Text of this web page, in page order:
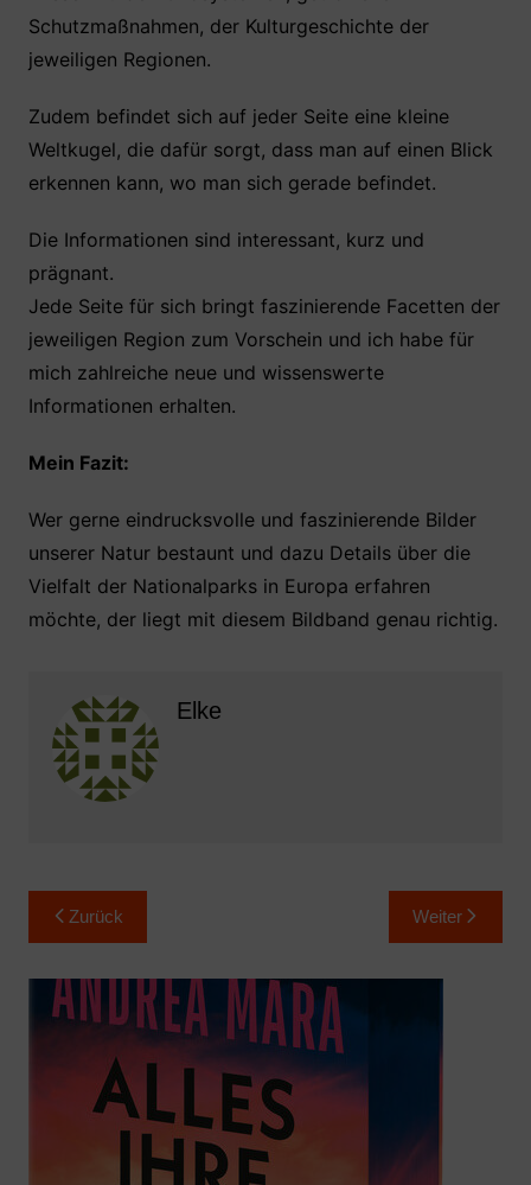
Schutzmaßnahmen, der Kulturgeschichte der
jeweiligen Regionen.
Zudem befindet sich auf jeder Seite eine kleine
Weltkugel, die dafür sorgt, dass man auf einen Blick
erkennen kann, wo man sich gerade befindet.
Die Informationen sind interessant, kurz und
prägnant.
Jede Seite für sich bringt faszinierende Facetten der
jeweiligen Region zum Vorschein und ich habe für
mich zahlreiche neue und wissenswerte
Informationen erhalten.
Mein Fazit:
Wer gerne eindrucksvolle und faszinierende Bilder
unserer Natur bestaunt und dazu Details über die
Vielfalt der Nationalparks in Europa erfahren
möchte, der liegt mit diesem Bildband genau richtig.
Elke
Beitragsnavigation
Zurück Weiter